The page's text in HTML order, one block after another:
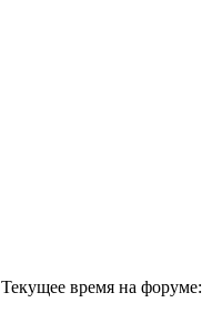
Текущее время на форуме: